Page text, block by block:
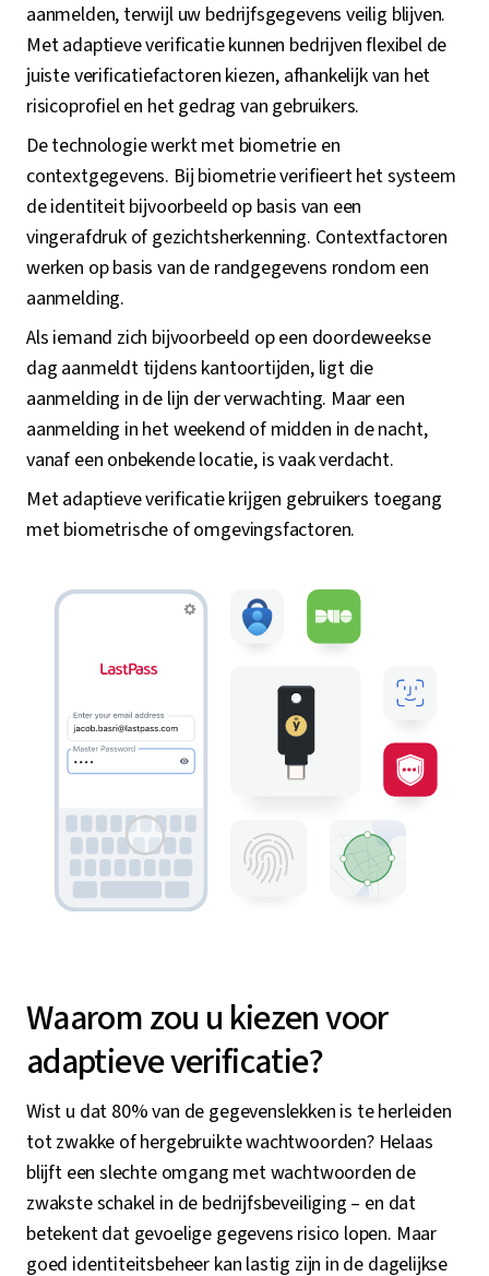
aanmelden, terwijl uw bedrijfsgegevens veilig blijven.
Met adaptieve verificatie kunnen bedrijven flexibel de
juiste verificatiefactoren kiezen, afhankelijk van het
risicoprofiel en het gedrag van gebruikers.
De technologie werkt met biometrie en
contextgegevens. Bij biometrie verifieert het systeem
de identiteit bijvoorbeeld op basis van een
vingerafdruk of gezichtsherkenning. Contextfactoren
werken op basis van de randgegevens rondom een
aanmelding.
Als iemand zich bijvoorbeeld op een doordeweekse
dag aanmeldt tijdens kantoortijden, ligt die
aanmelding in de lijn der verwachting. Maar een
aanmelding in het weekend of midden in de nacht,
vanaf een onbekende locatie, is vaak verdacht.
Met adaptieve verificatie krijgen gebruikers toegang
met biometrische of omgevingsfactoren.
Waarom zou u kiezen voor
adaptieve verificatie?
Wist u dat 80% van de gegevenslekken is te herleiden
tot zwakke of hergebruikte wachtwoorden? Helaas
blijft een slechte omgang met wachtwoorden de
zwakste schakel in de bedrijfsbeveiliging – en dat
betekent dat gevoelige gegevens risico lopen. Maar
goed identiteitsbeheer kan lastig zijn in de dagelijkse